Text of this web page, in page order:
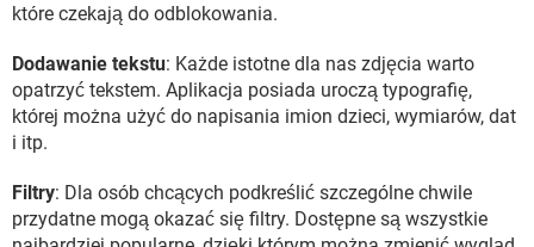
które czekają do odblokowania.
Dodawanie tekstu: Każde istotne dla nas zdjęcia warto
opatrzyć tekstem. Aplikacja posiada uroczą typografię,
której można użyć do napisania imion dzieci, wymiarów, dat
i itp.
Filtry: Dla osób chcących podkreślić szczególne chwile
przydatne mogą okazać się filtry. Dostępne są wszystkie